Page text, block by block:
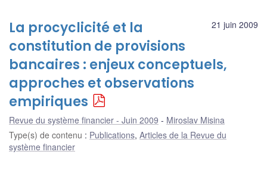
21 juin 2009
La procyclicité et la
constitution de provisions
bancaires : enjeux conceptuels,
approches et observations
empiriques
Revue du système financier - Juin 2009
Miroslav Misina
Type(s) de contenu : Publications, Articles de la Revue du
système financier